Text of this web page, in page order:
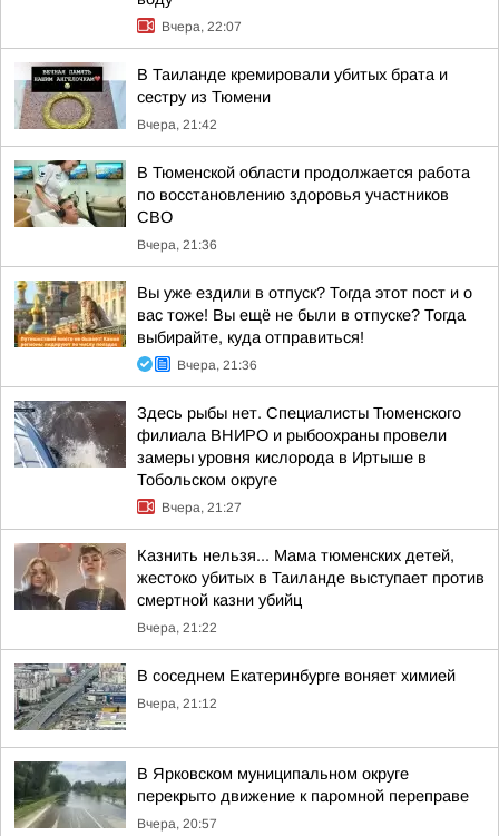
Вчера, 22:07
В Таиланде кремировали убитых брата и
сестру из Тюмени
Вчера, 21:42
В Тюменской области продолжается работа
по восстановлению здоровья участников
СВО
Вчера, 21:36
Вы уже ездили в отпуск? Тогда этот пост и о
вас тоже! Вы ещё не были в отпуске? Тогда
выбирайте, куда отправиться!
Вчера, 21:36
Здесь рыбы нет. Специалисты Тюменского
филиала ВНИРО и рыбоохраны провели
замеры уровня кислорода в Иртыше в
Тобольском округе
Вчера, 21:27
Казнить нельзя... Мама тюменских детей,
жестоко убитых в Таиланде выступает против
смертной казни убийц
Вчера, 21:22
В соседнем Екатеринбурге воняет химией
Вчера, 21:12
В Ярковском муниципальном округе
перекрыто движение к паромной переправе
Вчера, 20:57